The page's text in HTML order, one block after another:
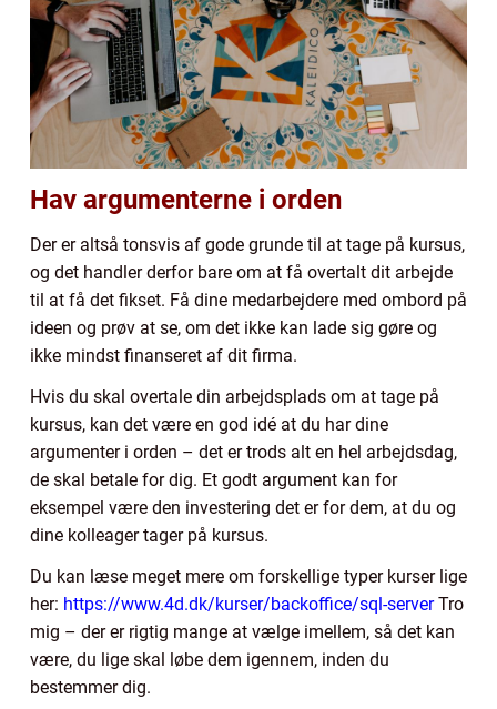
Hav argumenterne i orden
Der er altså tonsvis af gode grunde til at tage på kursus,
og det handler derfor bare om at få overtalt dit arbejde
til at få det fikset. Få dine medarbejdere med ombord på
ideen og prøv at se, om det ikke kan lade sig gøre og
ikke mindst finanseret af dit firma.
Hvis du skal overtale din arbejdsplads om at tage på
kursus, kan det være en god idé at du har dine
argumenter i orden – det er trods alt en hel arbejdsdag,
de skal betale for dig. Et godt argument kan for
eksempel være den investering det er for dem, at du og
dine kolleager tager på kursus.
Du kan læse meget mere om forskellige typer kurser lige
her: https://www.4d.dk/kurser/backoffice/sql-serverTro
mig – der er rigtig mange at vælge imellem, så det kan
være, du lige skal løbe dem igennem, inden du
bestemmer dig.